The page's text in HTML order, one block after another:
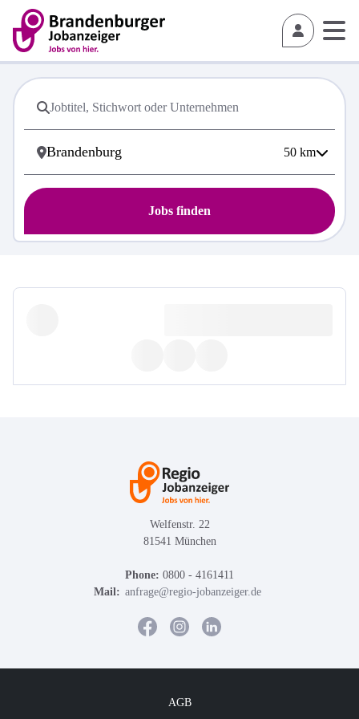
50 km
Jobs finden
Welfenstr. 22
81541 München
Phone: 0800 - 4161411
Mail: anfrage@regio-jobanzeiger.de
AGB